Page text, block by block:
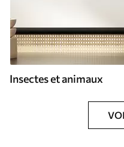
Insectes et animaux